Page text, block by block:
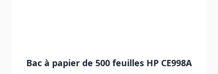
Bac à papier de 500 feuilles HP CE998A